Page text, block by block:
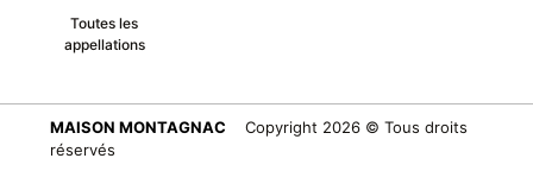
Toutes les
appellations
MAISON MONTAGNAC Copyright 2026 © Tous droits
réservés